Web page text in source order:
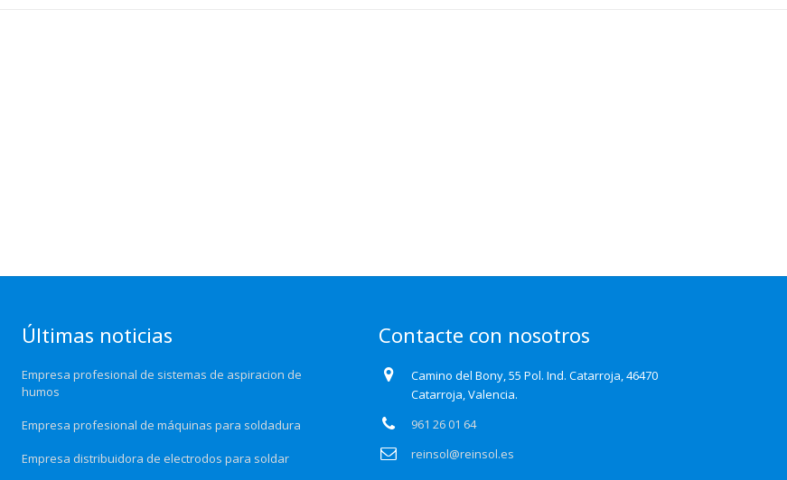
Últimas noticias
Empresa profesional de sistemas de aspiracion de
humos
Empresa profesional de máquinas para soldadura
Empresa distribuidora de electrodos para soldar
Contacte con nosotros
Camino del Bony, 55 Pol. Ind. Catarroja, 46470
Catarroja, Valencia.
961 26 01 64
reinsol@reinsol.es